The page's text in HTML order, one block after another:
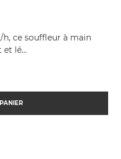
h, ce souffleur à main
lé...